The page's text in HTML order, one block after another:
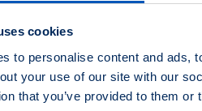
cookies
to personalise content and ads,
your use of our site with our
that you’ve provided to them
America.Puoi comunque